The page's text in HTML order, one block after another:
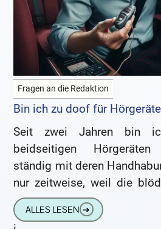
Fragen an die Redaktion
Bin ich zu doof für
Seit zwei Jahren bin
beidseitigen
ständig mit deren
nur zeitweise, weil die
komplett verrückt machen.
ALLES LESEN ➔